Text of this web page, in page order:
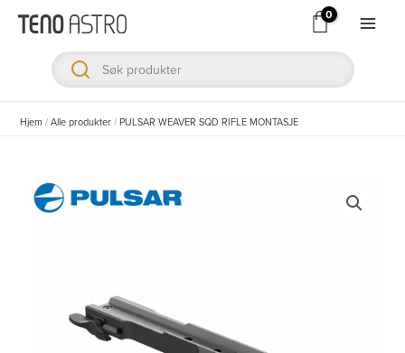
Hopp
innholdet
Hjem /Alle produkter /PULSAR WEAVER SQD RIFLE MONTASJE